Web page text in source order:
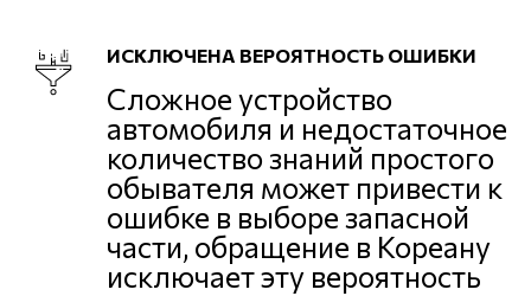
ИСКЛЮЧЕНА ВЕРОЯТНОСТЬ ОШИБКИ
Сложное устройство
автомобиля и недостаточное
количество знаний простого
обывателя может привести к
ошибке в выборе запасной
части, обращение в Кореану
исключает эту вероятность